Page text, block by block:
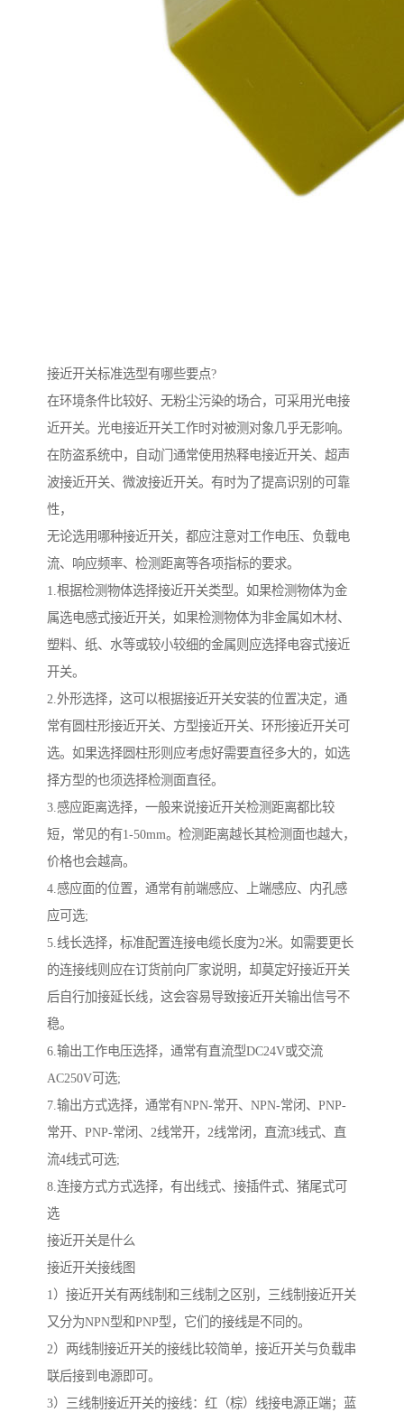
接近开关标准选型有哪些要点?
在环境条件比较好、无粉尘污染的场合，可采用光电接
近开关。光电接近开关工作时对被测对象几乎无影响。
在防盗系统中，自动门通常使用热释电接近开关、超声
波接近开关、微波接近开关。有时为了提高识别的可靠
性，
无论选用哪种接近开关，都应注意对工作电压、负载电
流、响应频率、检测距离等各项指标的要求。
1.根据检测物体选择接近开关类型。如果检测物体为金
属选电感式接近开关，如果检测物体为非金属如木材、
塑料、纸、水等或较小较细的金属则应选择电容式接近
开关。
2.外形选择，这可以根据接近开关安装的位置决定，通
常有圆柱形接近开关、方型接近开关、环形接近开关可
选。如果选择圆柱形则应考虑好需要直径多大的，如选
择方型的也须选择检测面直径。
3.感应距离选择，一般来说接近开关检测距离都比较
短，常见的有1-50mm。检测距离越长其检测面也越大，
价格也会越高。
4.感应面的位置，通常有前端感应、上端感应、内孔感
应可选;
5.线长选择，标准配置连接电缆长度为2米。如需要更长
的连接线则应在订货前向厂家说明，却莫定好接近开关
后自行加接延长线，这会容易导致接近开关输出信号不
稳。
6.输出工作电压选择，通常有直流型DC24V或交流
AC250V可选;
7.输出方式选择，通常有NPN-常开、NPN-常闭、PNP-
常开、PNP-常闭、2线常开，2线常闭，直流3线式、直
流4线式可选;
8.连接方式方式选择，有出线式、接插件式、猪尾式可
选
接近开关是什么
接近开关接线图
1）接近开关有两线制和三线制之区别，三线制接近开关
又分为NPN型和PNP型，它们的接线是不同的。
2）两线制接近开关的接线比较简单，接近开关与负载串
联后接到电源即可。
3）三线制接近开关的接线：红（棕）线接电源正端；蓝